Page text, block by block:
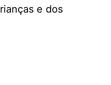
e dos